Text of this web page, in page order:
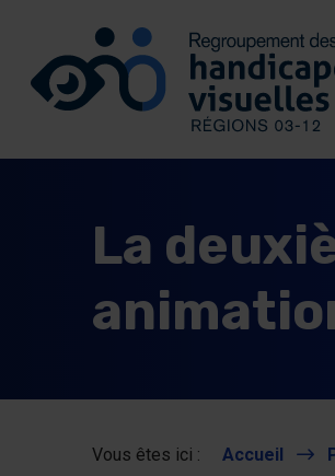
Aller au contenu
Allez à la page d’accueil
La
Vous êtes ici : Accueil